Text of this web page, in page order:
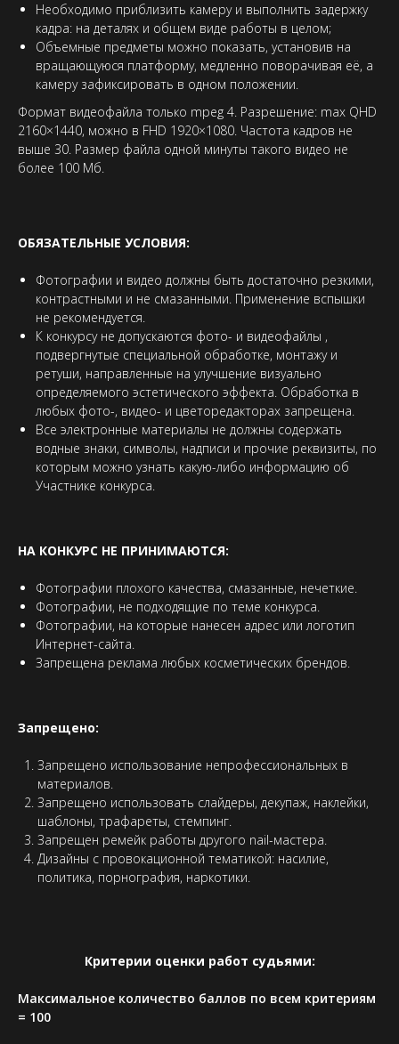
Необходимо приблизить камеру и выполнить задержку
кадра: на деталях и общем виде работы в целом;
Объемные предметы можно показать, установив на
вращающуюся платформу, медленно поворачивая её, а
камеру зафиксировать в одном положении.
Формат видеофайла только mpeg 4. Разрешение: max QHD
2160×1440, можно в FHD 1920×1080. Частота кадров не
выше 30. Размер файла одной минуты такого видео не
более 100 Мб.
ОБЯЗАТЕЛЬНЫЕ УСЛОВИЯ:
Фотографии и видео должны быть достаточно резкими,
контрастными и не смазанными. Применение вспышки
не рекомендуется.
К конкурсу не допускаются фото- и видеофайлы ,
подвергнутые специальной обработке, монтажу и
ретуши, направленные на улучшение визуально
определяемого эстетического эффекта. Обработка в
любых фото-, видео- и цветоредакторах запрещена.
Все электронные материалы не должны содержать
водные знаки, символы, надписи и прочие реквизиты, по
которым можно узнать какую-либо информацию об
Участнике конкурса.
НА КОНКУРС НЕ ПРИНИМАЮТСЯ:
Фотографии плохого качества, смазанные, нечеткие.
Фотографии, не подходящие по теме конкурса.
Фотографии, на которые нанесен адрес или логотип
Интернет-сайта.
Запрещена реклама любых косметических брендов.
Запрещено:
Запрещено использование непрофессиональных в
материалов.
Запрещено использовать слайдеры, декупаж, наклейки,
шаблоны, трафареты, стемпинг.
Запрещен ремейк работы другого nail-мастера.
Дизайны с провокационной тематикой: насилие,
политика, порнография, наркотики.
Критерии оценки работ судьями:
Максимальное количество баллов по всем критериям
= 100